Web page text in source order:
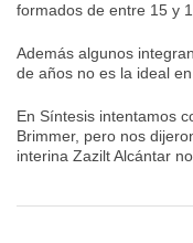
formados de entre 15 y
Además algunos
de años no es la ideal en
En Síntesis intentamos
Brimmer, pero nos
interina Zazilt Alcántar